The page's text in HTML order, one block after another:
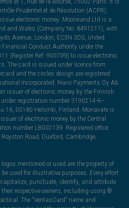
Prudentiel et de Résolution (ACPR),
electronic money. Moorwand Ltd is a
and Wales (Company No. 8491211), with
Avenue, London, EC3N 3DS, United
Conduct Authority under the
(Register Ref: 900709) to issue electronic
The card is issued under licence from
and the circles design are registered
Incorporated. Narvi Payments Oy Ab
issuer of electronic money by the Finnish
registration number 3190214-6—
16, 00180 Helsinki, Finland. Monavate is
of electronic money by the Central
number LB002139. Registered office:
Road, Duxford, Cambridge,
mentioned or used are the property of
used for illustrative purposes. Every effort
punctuate, identify, and attribute
respective owners, including using ®
The “VeritasCard” name and